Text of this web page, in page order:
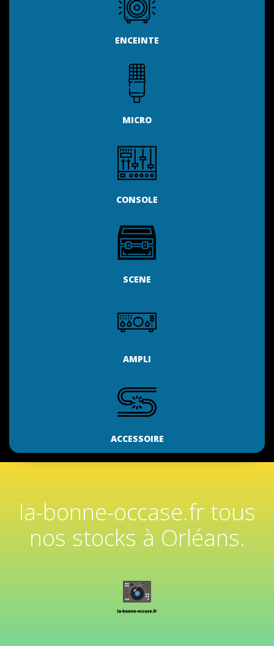
ENCEINTE
MICRO
CONSOLE
SCENE
AMPLI
ACCESSOIRE
la-bonne-occase.fr tous
nos stocks à Orléans.